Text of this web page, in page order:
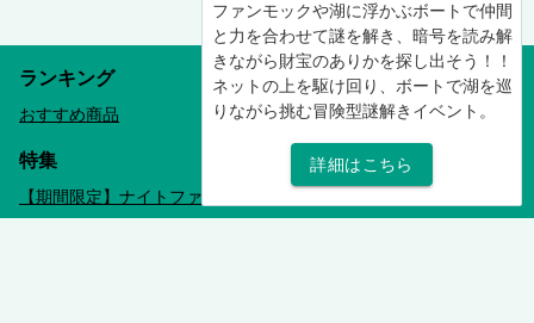
ファンモックや湖に浮かぶボートで仲間
と力を合わせて謎を解き、暗号を読み解
きながら財宝のありかを探し出そう！！
ネットの上を駆け回り、ボートで湖を巡
りながら挑む冒険型謎解きイベント。
詳細はこちら
ランキング
おすすめ商品
特集
【期間限定】ナイトファンモック